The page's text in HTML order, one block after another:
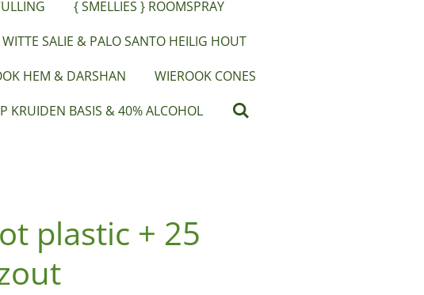
{ SMELLIES } ROOMSPRAY
WITTE SALIE & PALO SANTO HEILIG HOUT
HEM & DARSHAN
WIEROOK CONES
KRUIDEN BASIS & 40% ALCOHOL
plastic + 25